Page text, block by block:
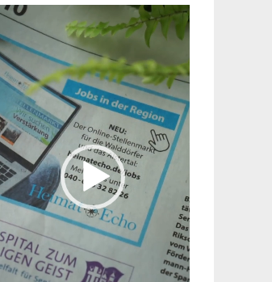
Player